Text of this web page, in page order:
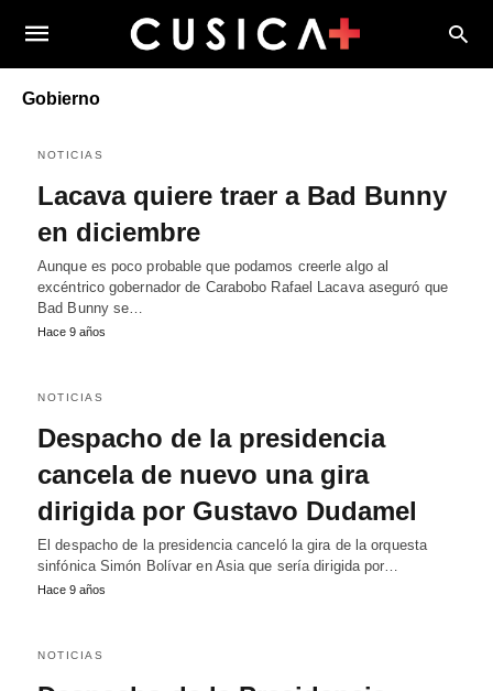
Gobierno
NOTICIAS
Lacava quiere traer a Bad Bunny
en diciembre
Aunque es poco probable que podamos creerle algo al
excéntrico gobernador de Carabobo Rafael Lacava aseguró que
Bad Bunny se…
Hace 9 años
NOTICIAS
Despacho de la presidencia
cancela de nuevo una gira
dirigida por Gustavo Dudamel
El despacho de la presidencia canceló la gira de la orquesta
sinfónica Simón Bolívar en Asia que sería dirigida por…
Hace 9 años
NOTICIAS